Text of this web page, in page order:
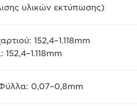
υλικών εκτύπωσης)
152,4–1.118mm
0,07–0,8mm